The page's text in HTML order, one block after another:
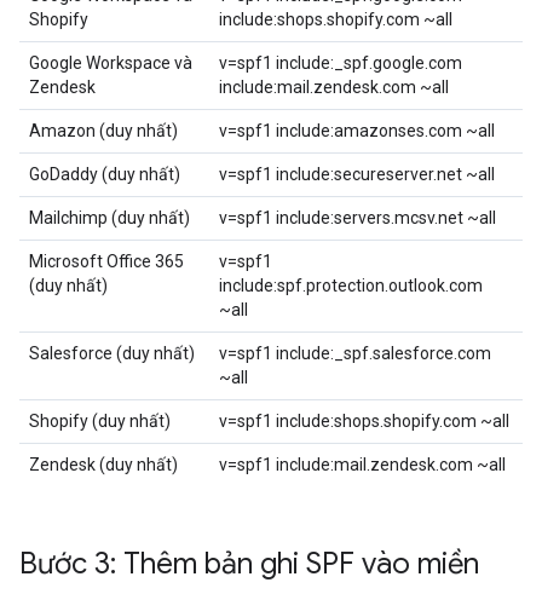
Shopify
include:shops.shopify.com ~all
Google Workspace và
Zendesk
v=spf1 include:_spf.google.com
include:mail.zendesk.com ~all
Amazon (duy nhất) v=spf1 include:amazonses.com ~all
GoDaddy (duy nhất) v=spf1 include:secureserver.net ~all
Mailchimp (duy nhất) v=spf1 include:servers.mcsv.net ~all
Microsoft Office 365
(duy nhất)
v=spf1
include:spf.protection.outlook.com
~all
Salesforce (duy nhất)
v=spf1 include:_spf.salesforce.com
~all
Shopify (duy nhất) v=spf1 include:shops.shopify.com ~all
Zendesk (duy nhất) v=spf1 include:mail.zendesk.com ~all
Bước 3: Thêm bản ghi SPF vào miền